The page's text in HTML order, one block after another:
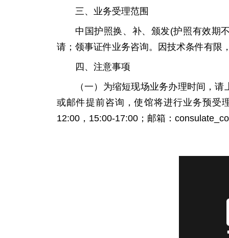
三、业务受理范围
中国护照换、补、颁发(护照有效期
请；领事证件业务咨询。因技术条件有限
四、注意事项
（一）为缩短现场业务办理时间，请
或邮件提前咨询，使馆将进行业务预受
12:00，15:00-17:00；邮箱：